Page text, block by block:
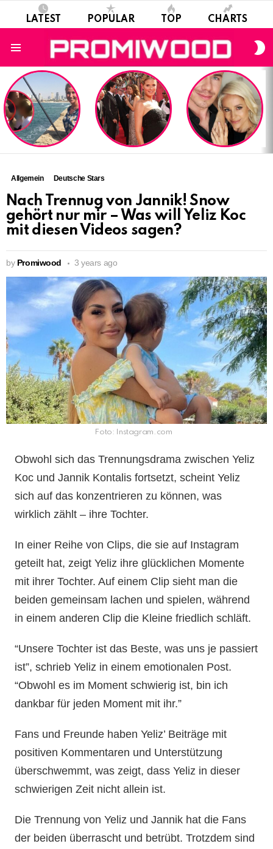
LATEST POPULAR TOP CHARTS
LATEST
STORIES
Allgemein Deutsche Stars
Nach Trennug von Jannik! Snow
gehört nur mir – Was will Yeliz Koc
mit diesen Videos sagen?
by Promiwood 3 years ago
Foto: Instagram.com
Obwohl sich das Trennungsdrama zwischen Yeliz
Koc und Jannik Kontalis fortsetzt, scheint Yeliz
sich auf das konzentrieren zu können, was
wirklich zählt – ihre Tochter.
In einer Reihe von Clips, die sie auf Instagram
geteilt hat, zeigt Yeliz ihre glücklichen Momente
mit ihrer Tochter. Auf einem Clip sieht man die
beiden gemeinsam lachen und spielen, während
in einem anderen Clip die Kleine friedlich schläft.
“Unsere Tochter ist das Beste, was uns je passiert
ist”, schrieb Yeliz in einem emotionalen Post.
“Obwohl es im Moment schwierig ist, bin ich
dankbar für jeden Moment mit ihr.”
Fans und Freunde haben Yeliz’ Beiträge mit
positiven Kommentaren und Unterstützung
überschwemmt, was zeigt, dass Yeliz in dieser
schwierigen Zeit nicht allein ist.
Die Trennung von Yeliz und Jannik hat die Fans
der beiden überrascht und betrübt. Trotzdem sind